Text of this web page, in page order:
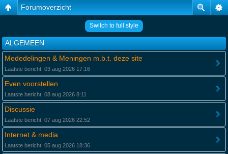
Forumoverzicht
Switch to full style
ALGEMEEN
Mededelingen & Meningen m.b.t. deze site
Laatste bericht: 03 aug 2026 17:16
Even voorstellen
Laatste bericht: 08 aug 2026 8:11
Discussie
Laatste bericht: 07 aug 2026 22:52
Internet & media
Laatste bericht: 05 aug 2026 18:36